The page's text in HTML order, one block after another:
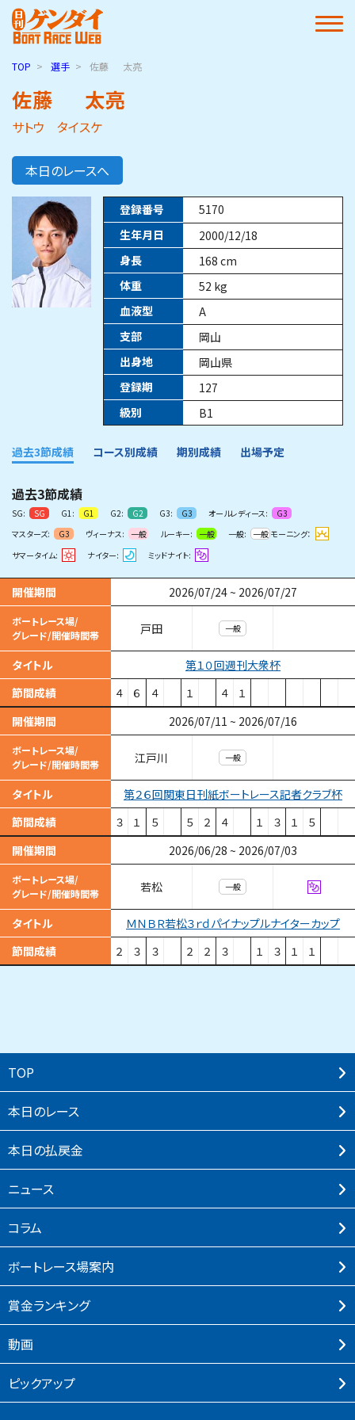
TOP 選手 佐藤 太亮
佐藤 太亮
サトウ タイスケ
本日のレースへ
登録番号
5170
生年月日
2000/12/18
身長
168 cm
体重
52 kg
血液型
A
支部
岡山
出身地
岡山県
登録期
127
級別
B1
過去3節成績 コース別成績 期別成績 出場予定
過去3節成績
SG: SG G1: G1 G2: G2 G3: G3 オールレディース:
G3
マスターズ:
G3 ヴィーナス: 一般 ルーキー: 一般 一般: 一般 モーニング：
サマータイム:
ナイター: ミッドナイト:
開催期間 2026/07/24~ 2026/07/27
ボートレース場/
グレード/開催時間帯
戸田 一般
タイトル
第１０回週刊大衆杯
節間成績
４ ６ ４ １ ４ １
開催期間 2026/07/11 ~ 2026/07/16
ボートレース場/
グレード/開催時間帯
江戸川 一般
タイトル
第２６回関東日刊紙ボートレース記者クラブ杯
節間成績
３ １ ５ ５ ２ ４ １ ３ １ ５
開催期間 2026/06/28 ~ 2026/07/03
ボートレース場/
グレード/開催時間帯
若松 一般
タイトル
ＭＮＢＲ若松３ｒｄパイナップルナイターカップ
節間成績
２ ３ ３ ２ ２ ３ １ ３ １ １
TOP
本⽇のレース
本⽇の払戻⾦
ニュース
コラム
ボートレース場案内
賞⾦ランキング
動画
ピックアップ